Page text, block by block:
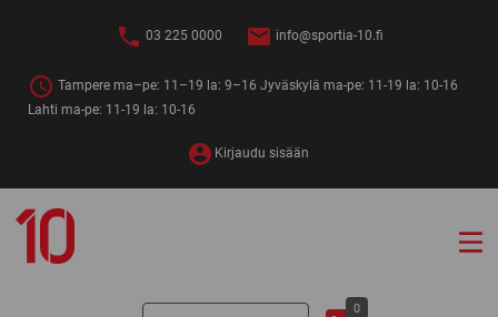
03 225 0000 info@sportia-10.fi
Tampere ma–pe: 11–19 la: 9–16 Jyväskylä ma-pe: 11-19 la: 10-16
Lahti ma-pe: 11-19 la: 10-16
Kirjaudu sisään
10
Search
0